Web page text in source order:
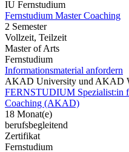
IU Fernstudium
Fernstudium Master Coaching
2 Semester
Vollzeit, Teilzeit
Master of Arts
Fernstudium
Informationsmaterial anfordern
AKAD University und AKAD
FERNSTUDIUM Spezialist:in
Coaching (AKAD)
18 Monat(e)
berufsbegleitend
Zertifikat
Fernstudium